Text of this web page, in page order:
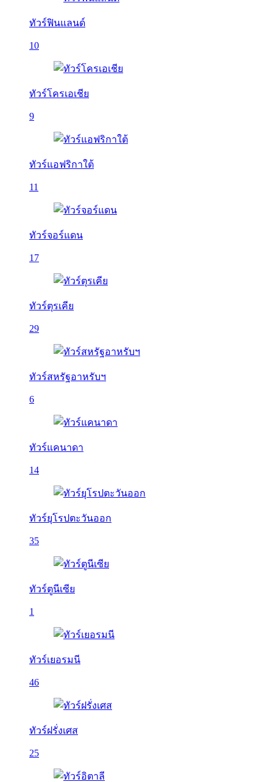
ทัวร์ฟินแลนด์
10
ทัวร์โครเอเชีย
9
ทัวร์แอฟริกาใต้
11
ทัวร์จอร์แดน
17
ทัวร์ตุรเคีย
29
ทัวร์สหรัฐอาหรับฯ
6
ทัวร์แคนาดา
14
ทัวร์ยุโรปตะวันออก
35
ทัวร์ตูนีเซีย
1
ทัวร์เยอรมนี
46
ทัวร์ฝรั่งเศส
25